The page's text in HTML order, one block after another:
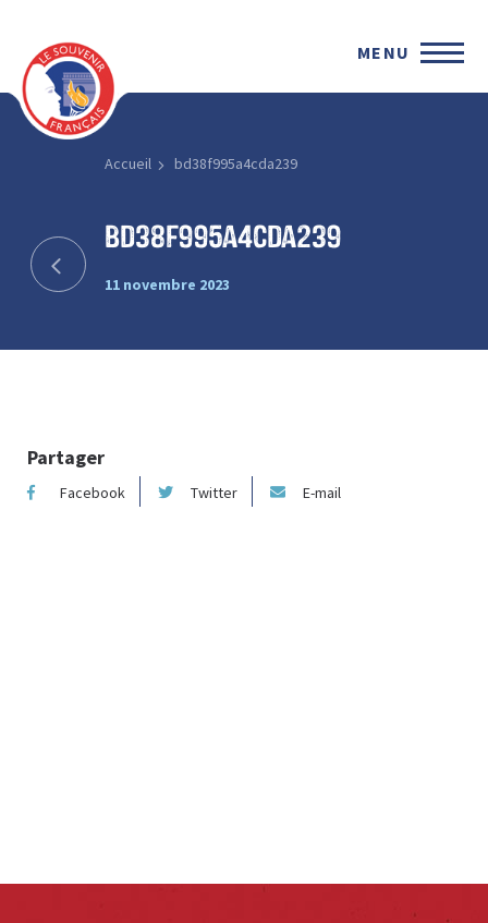
MENU
Accueil bd38f995a4cda239
bd38f995a4cda239
11 novembre 2023
Partager
Facebook Twitter E-mail